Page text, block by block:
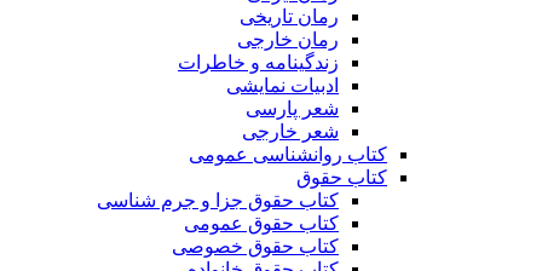
رمان تاریخی
رمان خارجی
زندگینامه و خاطرات
ادبیات نمایشی
شعر پارسی
شعر خارجی
کتاب روانشناسی عمومی
کتاب حقوق
کتاب حقوق جزا و جرم شناسی
کتاب حقوق عمومی
کتاب حقوق خصوصی